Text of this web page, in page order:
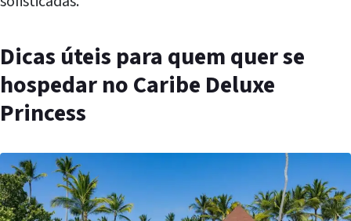
Dicas úteis para quem quer se
hospedar no Caribe Deluxe
Princess